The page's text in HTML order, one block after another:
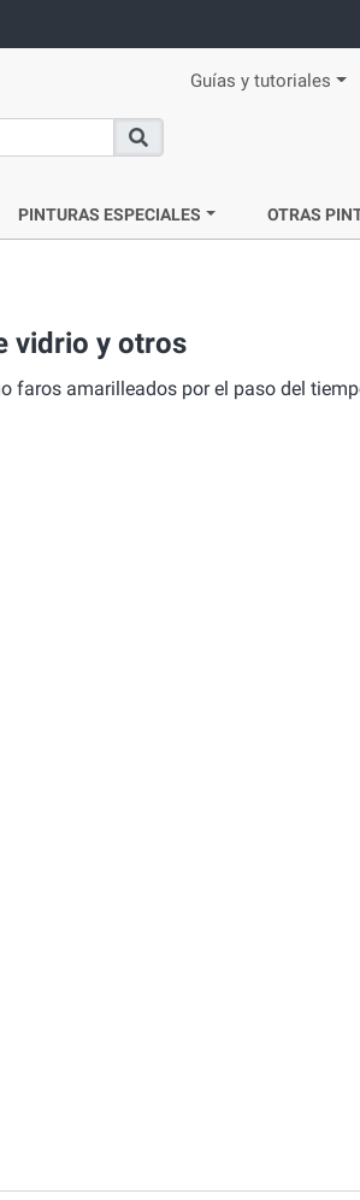
Guías y tutoriales
Buscar
PINTURAS ESPECIALES OTRAS
vidrio y otros
faros amarilleados por el paso del